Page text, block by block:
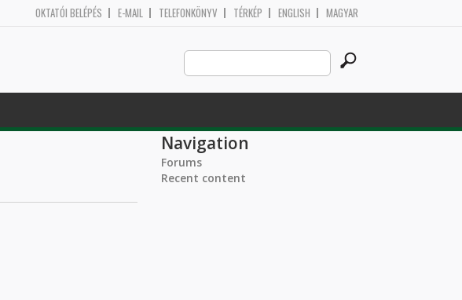
OKTATÓI BELÉPÉS E-MAIL TELEFONKÖNYV TÉRKÉP ENGLISH MAGYAR
Search
this
site
Navigation
Forums
Recent content